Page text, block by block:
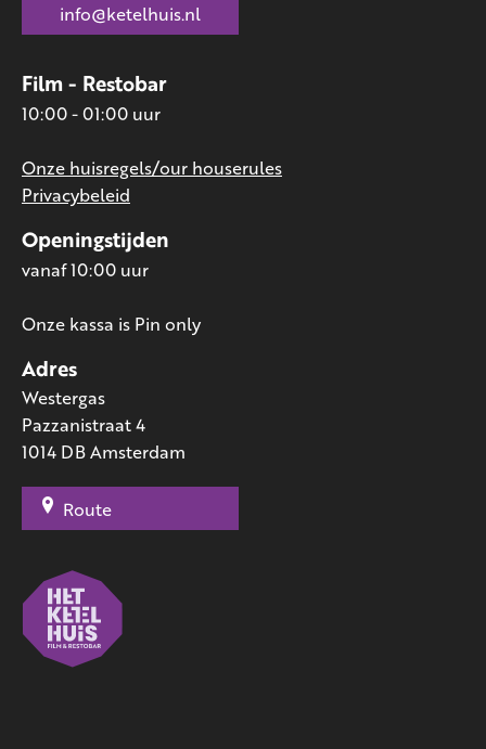
Adres
Westergas
Pazzanistraat 4
1014 DB Amsterdam
Route
Openingstijden
vanaf 10:00 uur
Onze kassa is Pin only
Film - Restobar
10:00 - 01:00 uur
Onze huisregels/our houserules
Privacybeleid
info@ketelhuis.nl